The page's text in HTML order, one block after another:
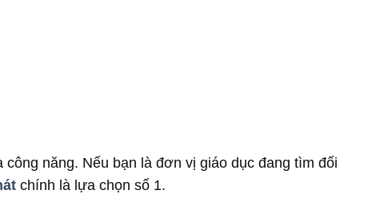
năng. Nếu bạn là đơn vị giáo dục đang tìm đối
chính là lựa chọn số 1.